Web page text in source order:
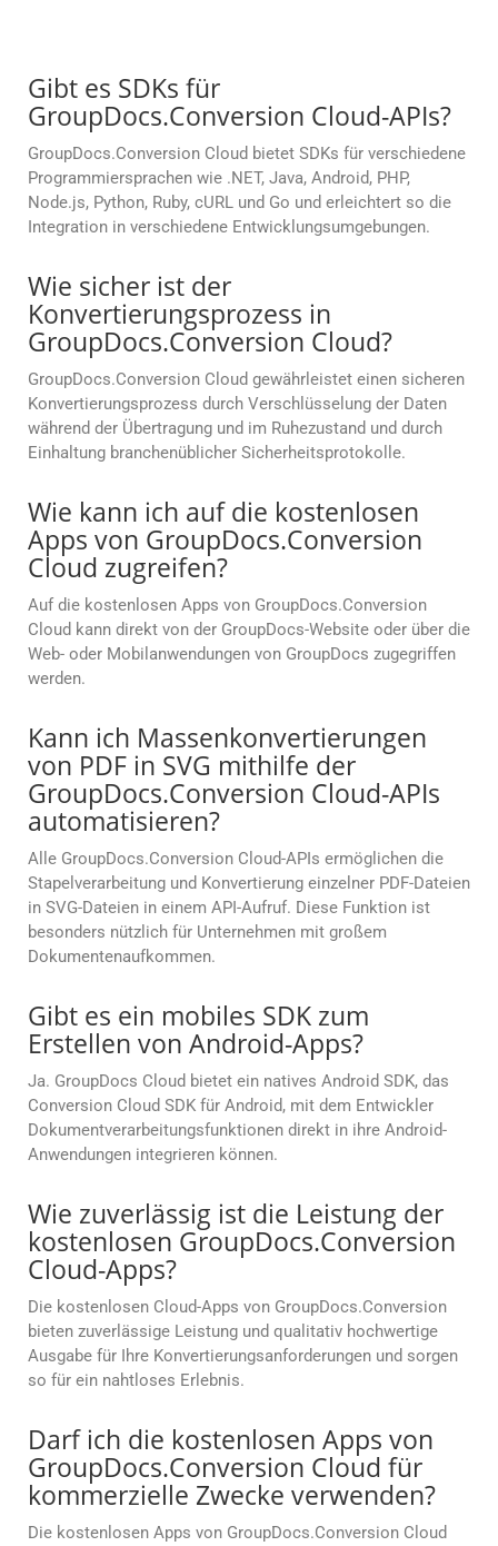
Gibt es SDKs für
GroupDocs.Conversion Cloud-APIs?
GroupDocs.Conversion Cloud bietet SDKs für verschiedene
Programmiersprachen wie .NET, Java, Android, PHP,
Node.js, Python, Ruby, cURL und Go und erleichtert so die
Integration in verschiedene Entwicklungsumgebungen.
Wie sicher ist der
Konvertierungsprozess in
GroupDocs.Conversion Cloud?
GroupDocs.Conversion Cloud gewährleistet einen sicheren
Konvertierungsprozess durch Verschlüsselung der Daten
während der Übertragung und im Ruhezustand und durch
Einhaltung branchenüblicher Sicherheitsprotokolle.
Wie kann ich auf die kostenlosen
Apps von GroupDocs.Conversion
Cloud zugreifen?
Auf die kostenlosen Apps von GroupDocs.Conversion
Cloud kann direkt von der GroupDocs-Website oder über die
Web- oder Mobilanwendungen von GroupDocs zugegriffen
werden.
Kann ich Massenkonvertierungen
von PDF in SVG mithilfe der
GroupDocs.Conversion Cloud-APIs
automatisieren?
Alle GroupDocs.Conversion Cloud-APIs ermöglichen die
Stapelverarbeitung und Konvertierung einzelner PDF-Dateien
in SVG-Dateien in einem API-Aufruf. Diese Funktion ist
besonders nützlich für Unternehmen mit großem
Dokumentenaufkommen.
Gibt es ein mobiles SDK zum
Erstellen von Android-Apps?
Ja. GroupDocs Cloud bietet ein natives Android SDK, das
Conversion Cloud SDK für Android, mit dem Entwickler
Dokumentverarbeitungsfunktionen direkt in ihre Android-
Anwendungen integrieren können.
Wie zuverlässig ist die Leistung der
kostenlosen GroupDocs.Conversion
Cloud-Apps?
Die kostenlosen Cloud-Apps von GroupDocs.Conversion
bieten zuverlässige Leistung und qualitativ hochwertige
Ausgabe für Ihre Konvertierungsanforderungen und sorgen
so für ein nahtloses Erlebnis.
Darf ich die kostenlosen Apps von
GroupDocs.Conversion Cloud für
kommerzielle Zwecke verwenden?
Die kostenlosen Apps von GroupDocs.Conversion Cloud